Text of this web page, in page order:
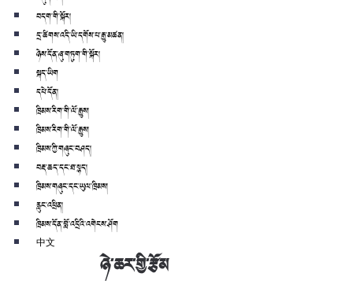
བདག་གི་སྐོར།
དྲ་ཚིགས་འདི་ཡི་དགོས་པ་རྒྱུ་མཚན།
ཉེས་དོན་ཞུ་གཏུག་གི་སྐོར།
སྐད་ཡིག
དཔེ་དོན།
ཁྲིམས་རིག་གི་ལོ་རྒྱུས།
ཁྲིམས་རིག་གི་ལོ་རྒྱུས།
ཁྲིམས་ཀྱི་གཞུང་བཤད།
བརྡ་ཆད་དང་ཐ་སྙད།
ཁྲིམས་གཞུང་དང་ཡུལ་ཁྲིམས།
རླུང་འཕྲིན།
ཁྲིམས་དོན་བློ་འདྲིའི་འགེངས་ཤོག
中文
ཉེ་ཆར་གྱི་རྩོམ